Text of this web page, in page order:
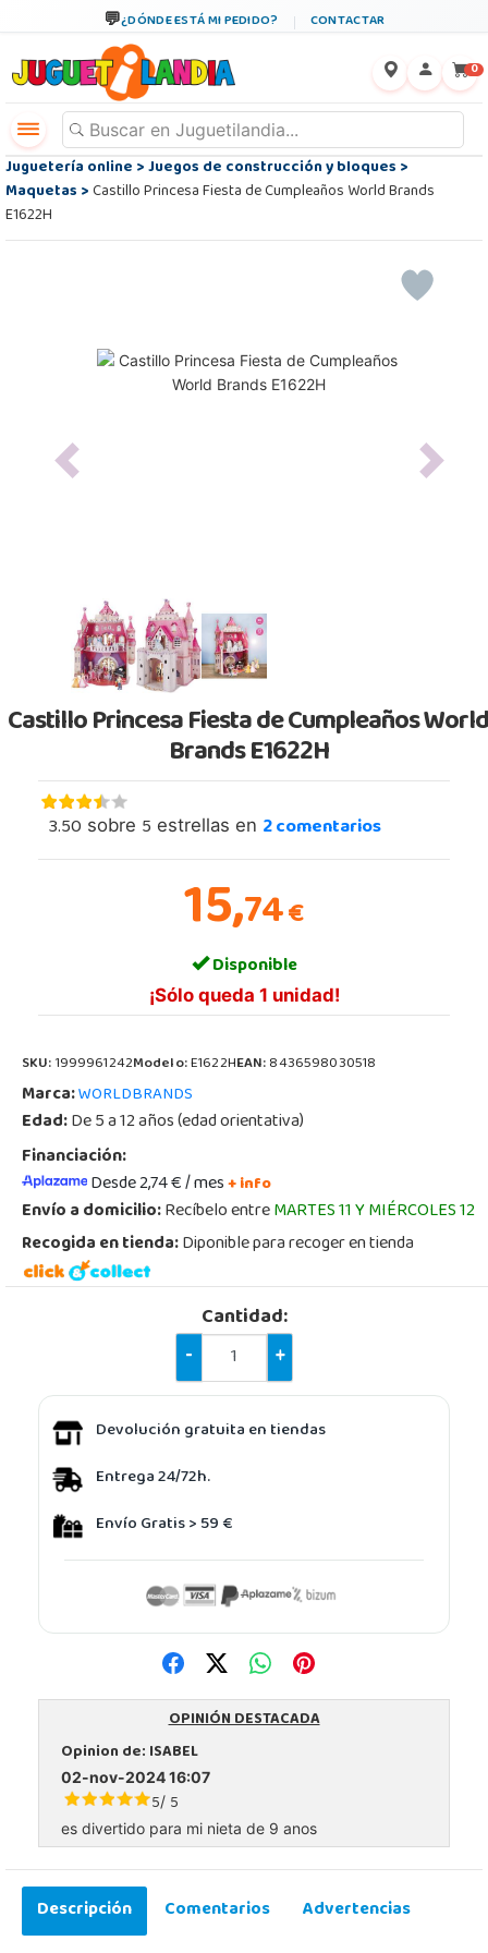
¿DÓNDE ESTÁ MI PEDIDO? CONTACTAR
0
Juguetería online>Juegos de construcción y bloques>
Maquetas>Castillo Princesa Fiesta de Cumpleaños World Brands
E1622H
Previous Next
Castillo Princesa Fiesta de Cumpleaños
Brands E1622H
3.50 sobre 5 estrellas en 2comentarios
15,74€
Disponible
¡Sólo queda 1 unidad!
SKU:1999961242Modelo:E1622HEAN:8436598030518
Marca:WORLDBRANDS
Edad:De 5 a 12 años (edad orientativa)
Financiación:
Desde 2,74 € / mes+ info
Envío a domicilio:Recíbelo entreMARTES 11 Y MIÉRCOLES 12
Recogida en tienda:Diponible para recoger en tienda
Cantidad:
-
+
Devolución gratuita en tiendas
Entrega 24/72h.
Envío Gratis > 59 €
OPINIÓN DESTACADA
Opinion de:ISABEL
02-nov-2024 16:07
5/ 5
es divertido para mi nieta de 9 anos
Descripción Comentarios
Advertencias